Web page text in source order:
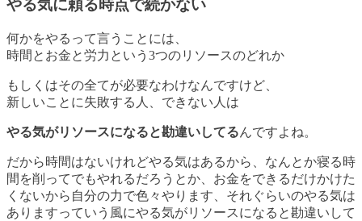
やる気に頼る時点で続かない
何かをやるって言うことには、
時間とお金と労力という3つのリソースのどれか
もしくはその全てが必要なわけなんですけど、
新しいことに失敗する人、できない人は
やる気がリソースになると勘違いしてるんですよね。
だから時間はないけれどやる気はあるから、なんとか寝る時
間を削ってでもやれるだろうとか、お金をできるだけかけた
くないから自分の力で色々やります、それぐらいのやる気は
ありますっていう風にやる気がリソースになると勘違いして